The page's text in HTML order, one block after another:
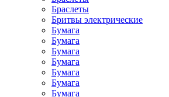
Браслеты
Бритвы электрические
Бумага
Бумага
Бумага
Бумага
Бумага
Бумага
Бумага